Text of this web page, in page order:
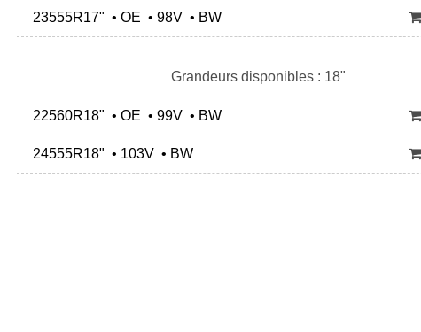
23555R17" • OE • 98V • BW
Grandeurs disponibles : 18"
22560R18" • OE • 99V • BW
24555R18" • 103V • BW